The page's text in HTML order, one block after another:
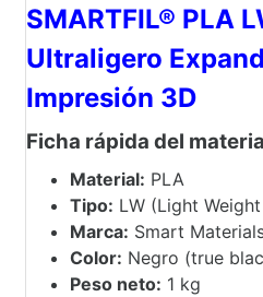
SMARTFIL® PLA
Ultraligero
Impresión 3D
Ficha rápida del
Material: PLA
Tipo: LW (Light
Marca: Smart
Color: Negro (true
Peso neto: 1 kg